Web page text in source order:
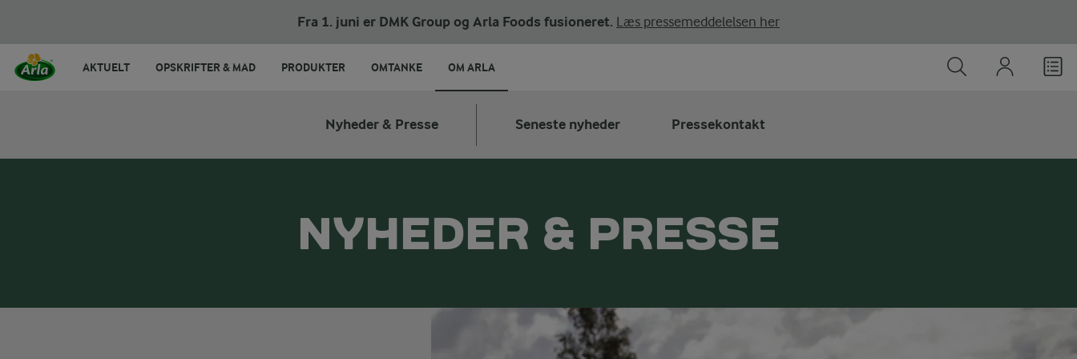
Fra 1. juni er DMK Group og Arla Foods fusioneret. Læs pressemeddelelsen her
AKTUELT OPSKRIFTER & MAD PRODUKTER OMTANKE OM ARLA
Nyheder & Presse Seneste nyheder Pressekontakt
NYHEDER & PRESSE